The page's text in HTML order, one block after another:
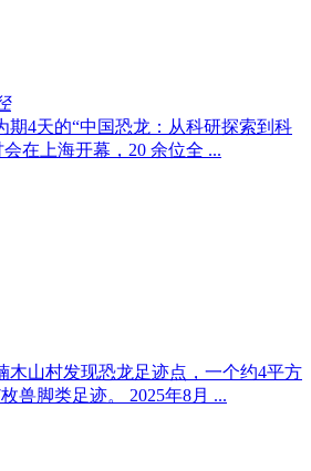
期4天的“中国恐龙：从科研探索到科
在上海开幕，20 余位全 ...
木山村发现恐龙足迹点，一个约4平方
兽脚类足迹。 2025年8月 ...